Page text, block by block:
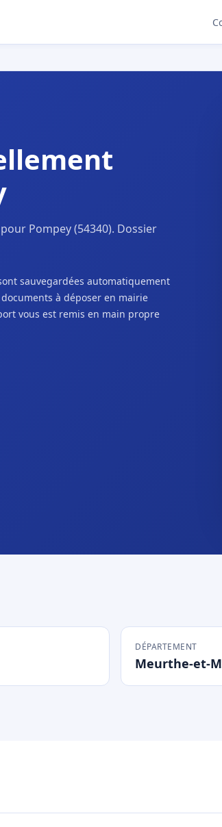
Pompey (54340). Dossier
sauvegardées automatiquement
à déposer en mairie
vous est remis en main propre
DÉPARTEMENT
Meurthe-et-